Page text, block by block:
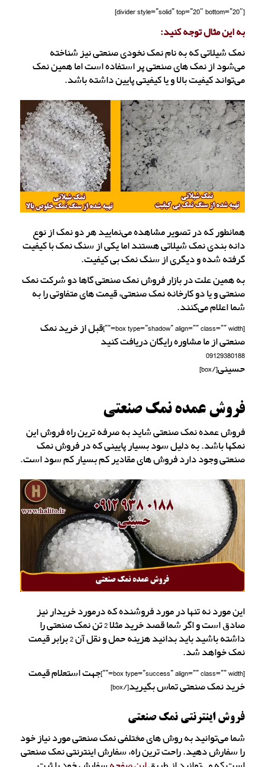
[divider style=”solid” top=”20″ bottom=”20″]
به این مثال توجه کنید:
نمک شیلاتی که به نام نمک نخودی صنعتی نیز شناخته
می‌شود از نمک های صنعتی پر استفاده است اما همین نمک
می‌تواند کیفیت بالا و یا کیفیتی پایین داشته باشد.
همانطور که در تصویر مشاهده می‌نمایید هر دو نمک از نوع
دانه بندی نمک شیلاتی هستند اما یکی از سنگ نمک با کیفیت
گرفته شده و دیگری از سنگ نمک بی کیفیت.
به همین علت در بازار فروش نمک صنعتی گاها دو شرکت نمک
صنعتی و یا دو کارخانه نمک صنعتی، قیمت های متفاوتی را به
شما اعلام می‌کنند.
[box type=”shadow” align=”” class=”” width=””]قبل از خرید نمک
صنعتی از ما مشاوره رایگان دریافت کنید
09129380188
حسینی[/box]
فروش عمده نمک صنعتی
فروش عمده نمک صنعتی شاید به صرفه ترین راه فروش این
نمکها باشد. به دلیل سود بسیار پایینی که در فروش نمک
صنعتی وجود دارد فروش های مقادیر کم بسیار کم سود است.
این مورد نه تنها در مورد فروشنده که درمورد خریدار نیز
صادق است و اگر شما قصد خرید مثلا 2 تن نمک صنعتی را
داشته باشید باید بدانید هزینه حمل و نقل آن 2 برابر قیمت
نمک خواهد شد.
[box type=”success” align=”” class=”” width=””]جهت استعلام قیمت
خرید نمک صنعتی تماس بگیرید[/box]
فروش اینترنتی نمک صنعتی
شما می‌توانید به روش های مختلفی نمک صنعتی مورد نیاز خود
را سفارش دهید. راحت ترین راه، سفارش اینترنتی نمک صنعتی